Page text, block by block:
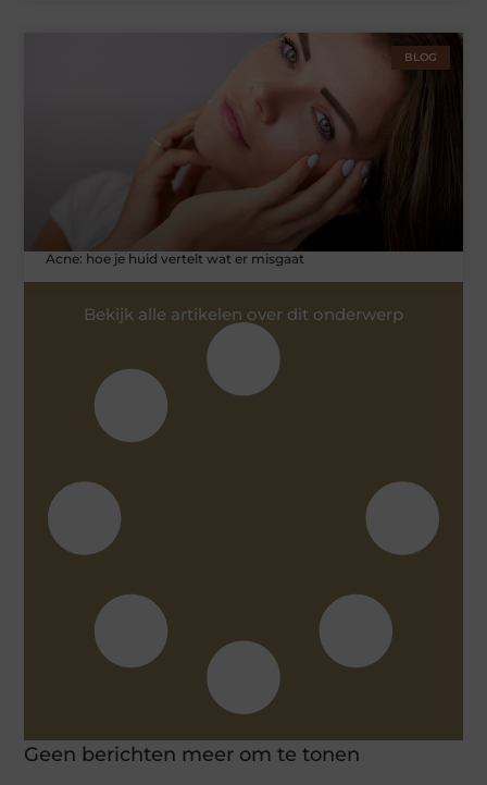
BLOG
Acne: hoe je huid vertelt wat er misgaat
Bekijk alle artikelen over dit onderwerp
Geen berichten meer om te tonen